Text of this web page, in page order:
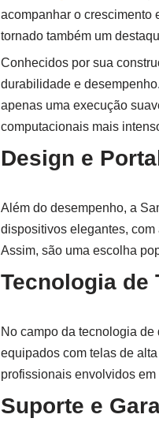
acompanhar o crescimento
tornado também um
Conhecidos por sua
durabilidade e
apenas uma execução
computacionais mais
Design e
Além do desempenho, a
dispositivos elegantes,
Assim, são uma escolha
Tecnologia de
No campo da tecnologia
equipados com telas de
profissionais envolvidos
Suporte e